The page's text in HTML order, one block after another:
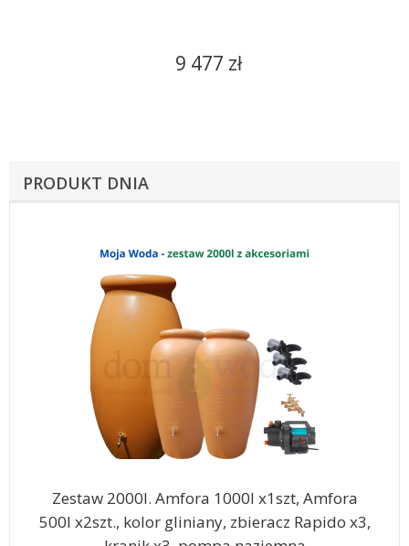
PRODUKT DNIA
Zestaw 2000l. Amfora 1000l x1szt, Amfora
500l x2szt., kolor gliniany, zbieracz Rapido x3,
9 477 zł